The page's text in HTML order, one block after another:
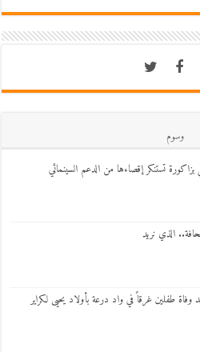
وسوم
بزاكورة تستنكر إقصاءها من الدعم السينمائي
الذي نريد
وفاة طفلين غرقاً في واد درعة بأولاد يحيى لكراير